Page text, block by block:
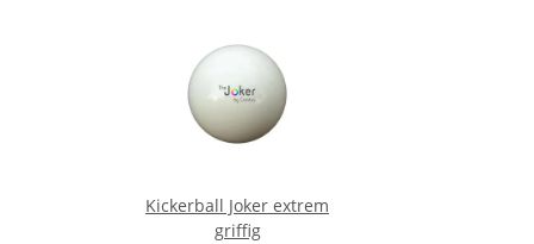
Kickerball Joker extrem
griffig